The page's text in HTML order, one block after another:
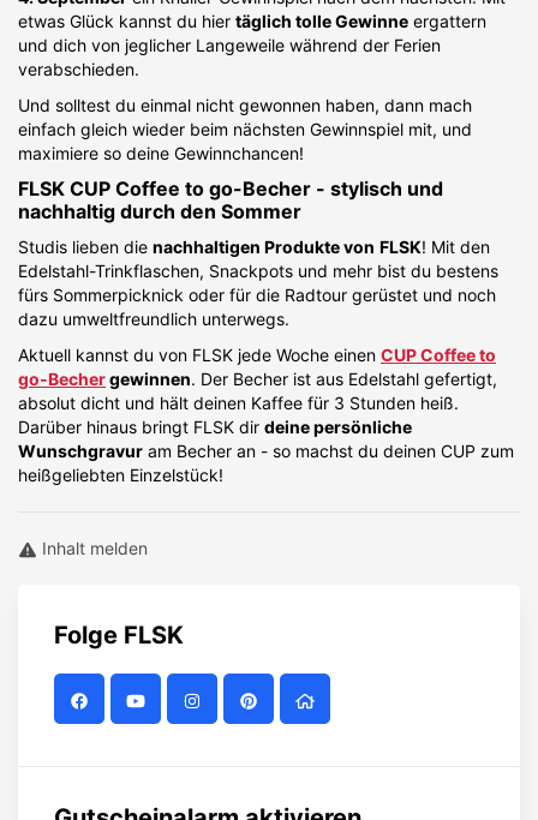
etwas Glück kannst du hier täglich tolle Gewinne ergattern
und dich von jeglicher Langeweile während der Ferien
verabschieden.
Und solltest du einmal nicht gewonnen haben, dann mach
einfach gleich wieder beim nächsten Gewinnspiel mit, und
maximiere so deine Gewinnchancen!
FLSK CUP Coffee to go-Becher - stylisch und
nachhaltig durch den Sommer
Studis lieben die nachhaltigen Produkte von FLSK! Mit den
Edelstahl-Trinkflaschen, Snackpots und mehr bist du bestens
fürs Sommerpicknick oder für die Radtour gerüstet und noch
dazu umweltfreundlich unterwegs.
Aktuell kannst du von FLSK jede Woche einen CUP Coffee to
go-Bechergewinnen. Der Becher ist aus Edelstahl gefertigt,
absolut dicht und hält deinen Kaffee für 3 Stunden heiß.
Darüber hinaus bringt FLSK dir deine persönliche
Wunschgravur am Becher an - so machst du deinen CUP zum
heißgeliebten Einzelstück!
Inhalt melden
Folge FLSK